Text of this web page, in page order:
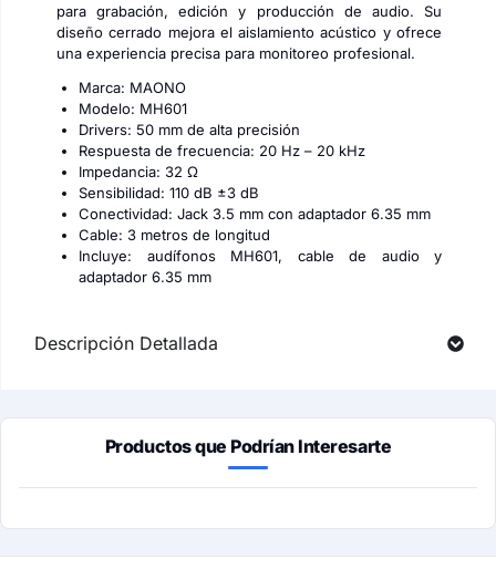
para grabación, edición y producción de audio. Su
diseño cerrado mejora el aislamiento acústico y ofrece
una experiencia precisa para monitoreo profesional.
Marca: MAONO
Modelo: MH601
Drivers: 50 mm de alta precisión
Respuesta de frecuencia: 20 Hz – 20 kHz
Impedancia: 32 Ω
Sensibilidad: 110 dB ±3 dB
Conectividad: Jack 3.5 mm con adaptador 6.35 mm
Cable: 3 metros de longitud
Incluye: audífonos MH601, cable de audio y
adaptador 6.35 mm
Descripción Detallada
Productos que Podrían Interesarte